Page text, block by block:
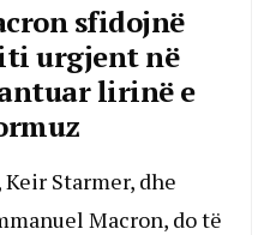
sfidojnë
urgjent në
lirinë e
Starmer, dhe
Macron, do të